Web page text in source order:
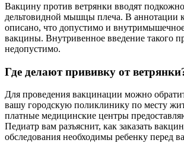
Вакцину против ветрянки вводят
дельтовидной мышцы плеча. В аннотации
описано, что допустимо и
вакцины. Внутривенное введение такого
недопустимо.
Где делают прививку от
Для проведения вакцинации можно
вашу городскую поликлинику по месту
платные медицинские центры
Педиатр вам разъяснит, как заказать
обследования необходимы ребенку перед